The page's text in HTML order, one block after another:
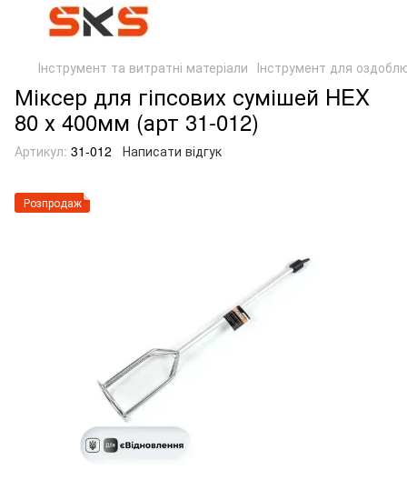
Інструмент та витратні матеріали Інструмент для
Міксер для гіпсових сумішей HEX
80 х 400мм (арт 31-012)
Артикул: 31-012 Написати відгук
Розпродаж